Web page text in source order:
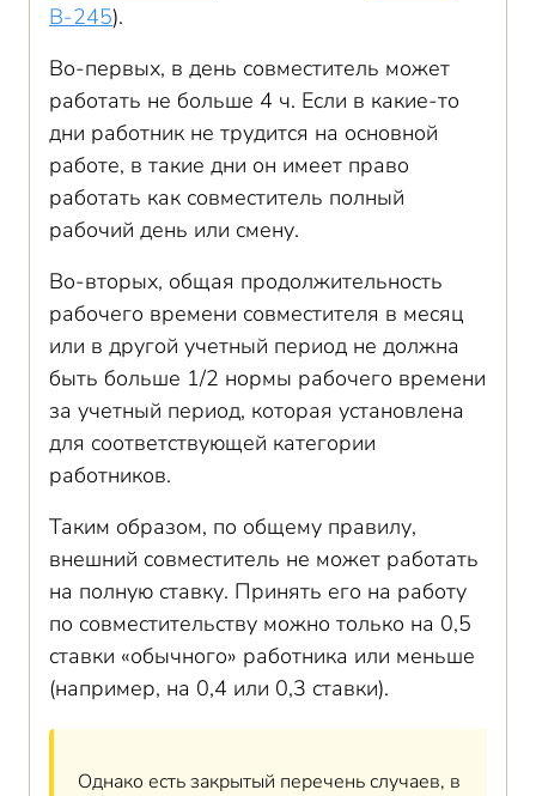
В-245).
Во-первых, в день совместитель может
работать не больше 4 ч. Если в какие-то
дни работник не трудится на основной
работе, в такие дни он имеет право
работать как совместитель полный
рабочий день или смену.
Во-вторых, общая продолжительность
рабочего времени совместителя в месяц
или в другой учетный период не должна
быть больше 1/2 нормы рабочего времени
за учетный период, которая установлена
для соответствующей категории
работников.
Таким образом, по общему правилу,
внешний совместитель не может работать
на полную ставку. Принять его на работу
по совместительству можно только на 0,5
ставки «обычного» работника или меньше
(например, на 0,4 или 0,3 ставки).
Однако есть закрытый перечень случаев, в